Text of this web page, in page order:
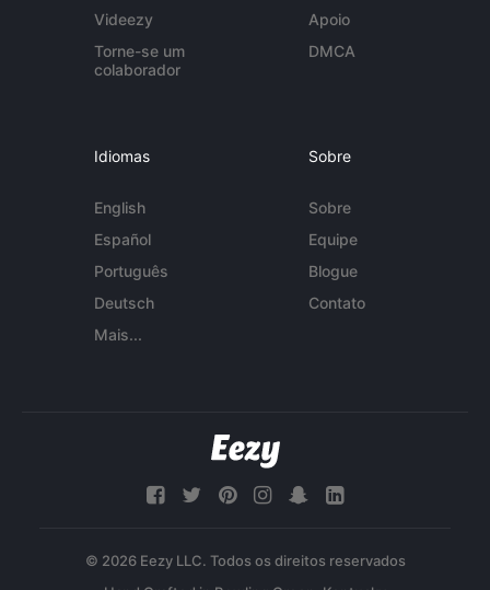
Videezy
Torne-se um
colaborador
Apoio
DMCA
Idiomas
English
Español
Português
Deutsch
Mais...
Sobre
Sobre
Equipe
Blogue
Contato
© 2026 Eezy LLC. Todos os direitos reservados